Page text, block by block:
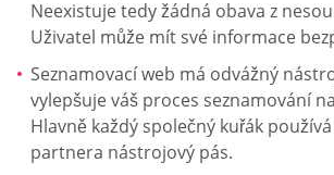
Neexistuje tedy žádná obava z
Uživatel může mít své informace
Seznamovací web má odvážný
vylepšuje váš proces seznamování
Hlavně každý společný kuřák
partnera nástrojový pás.